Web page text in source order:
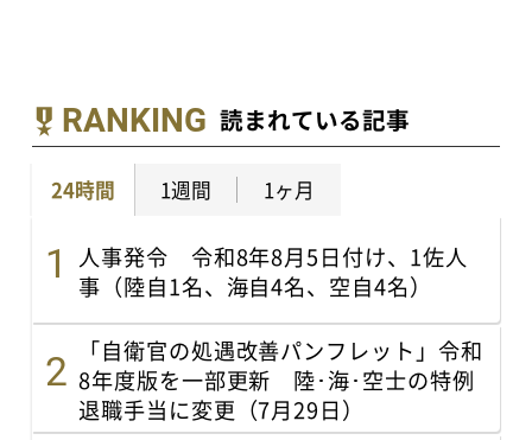
RANKING 読まれている記事
24時間 1週間 1ヶ月
人事発令 令和8年8月5日付け、1佐人
事（陸自1名、海自4名、空自4名）
「自衛官の処遇改善パンフレット」令和
8年度版を一部更新 陸･海･空士の特例
退職手当に変更（7月29日）